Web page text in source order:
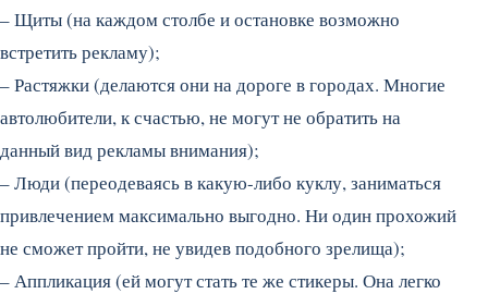
– Щиты (на каждом столбе и остановке возможно
встретить рекламу);
– Растяжки (делаются они на дороге в городах. Многие
автолюбители, к счастью, не могут не обратить на
данный вид рекламы внимания);
– Люди (переодеваясь в какую-либо куклу, заниматься
привлечением максимально выгодно. Ни один прохожий
не сможет пройти, не увидев подобного зрелища);
– Аппликация (ей могут стать те же стикеры. Она легко